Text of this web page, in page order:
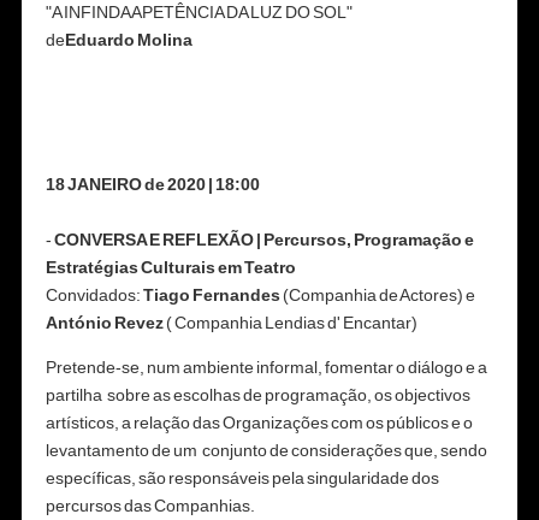
"A INFINDA APETÊNCIA DA LUZ DO SOL"
deEduardo Molina
18 JANEIRO de 2020 | 18:00
-CONVERSA E REFLEXÃO | Percursos, Programação e
Estratégias Culturais em Teatro
Convidados:Tiago Fernandes (Companhia de Actores) e
António Revez( Companhia Lendias d' Encantar)
Pretende-se, num ambiente informal, fomentar o diálogo e a
partilha sobre as escolhas de programação, os objectivos
artísticos, a relação das Organizações com os públicos e o
levantamento de um conjunto de considerações que, sendo
específicas, são responsáveis pela singularidade dos
percursos das Companhias.